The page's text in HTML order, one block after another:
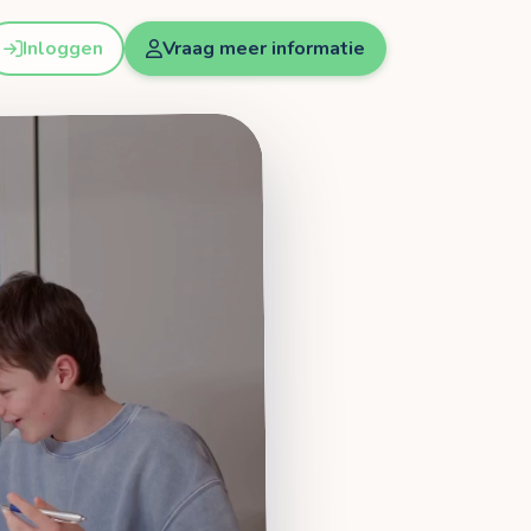
Inloggen Vraag meer informatie